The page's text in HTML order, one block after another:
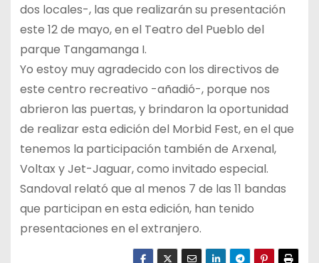
dos locales-, las que realizarán su presentación
este 12 de mayo, en el Teatro del Pueblo del
parque Tangamanga I.
Yo estoy muy agradecido con los directivos de
este centro recreativo -añadió-, porque nos
abrieron las puertas, y brindaron la oportunidad
de realizar esta edición del Morbid Fest, en el que
tenemos la participación también de Arxenal,
Voltax y Jet-Jaguar, como invitado especial.
Sandoval relató que al menos 7 de las 11 bandas
que participan en esta edición, han tenido
presentaciones en el extranjero.